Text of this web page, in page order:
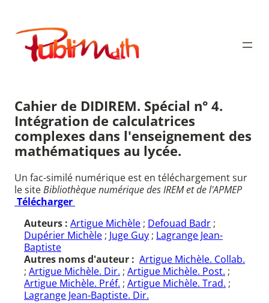
contenu
Publimath
Cahier de DIDIREM. Spécial n° 4.
Intégration de calculatrices
complexes dans l'enseignement des
mathématiques au lycée.
Un fac-similé numérique est en téléchargement sur
le siteBibliothèque numérique des IREM et de l'APMEP
Télécharger
Auteurs : Artigue Michèle ; Defouad Badr ;
Dupérier Michèle ; Juge Guy ; Lagrange Jean-
Baptiste
Autres noms d'auteur : Artigue Michèle. Collab.
; Artigue Michèle. Dir. ; Artigue Michèle. Post. ;
Artigue Michèle. Préf. ; Artigue Michèle. Trad. ;
Lagrange Jean-Baptiste. Dir.